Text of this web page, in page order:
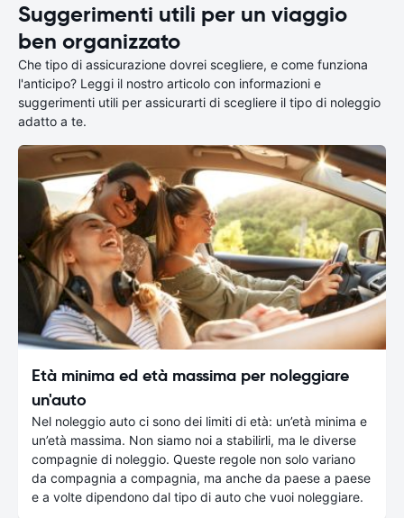
Suggerimenti utili per un viaggio
ben organizzato
Che tipo di assicurazione dovrei scegliere, e come funziona
l'anticipo? Leggi il nostro articolo con informazioni e
suggerimenti utili per assicurarti di scegliere il tipo di noleggio
adatto a te.
Età minima ed età massima per noleggiare
un'auto
Nel noleggio auto ci sono dei limiti di età: un’età minima e
un’età massima. Non siamo noi a stabilirli, ma le diverse
compagnie di noleggio. Queste regole non solo variano
da compagnia a compagnia, ma anche da paese a paese
e a volte dipendono dal tipo di auto che vuoi noleggiare.